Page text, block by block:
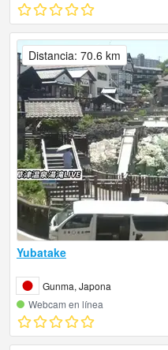
Yubatake
Gunma, Japona
Webcam en línea
Distancia: 70.6 km